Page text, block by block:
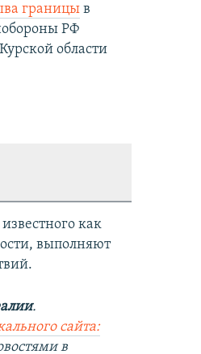
границы в
РФ
области
как
выполняют
.
сайта:
в